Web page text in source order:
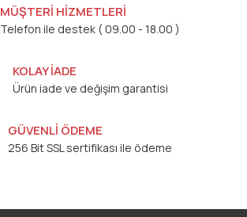
MÜŞTERİ HİZMETLERİ
Telefon ile destek ( 09.00 - 18.00 )
KOLAY İADE
Ürün iade ve değişim garantisi
GÜVENLİ ÖDEME
256 Bit SSL sertifikası ile ödeme